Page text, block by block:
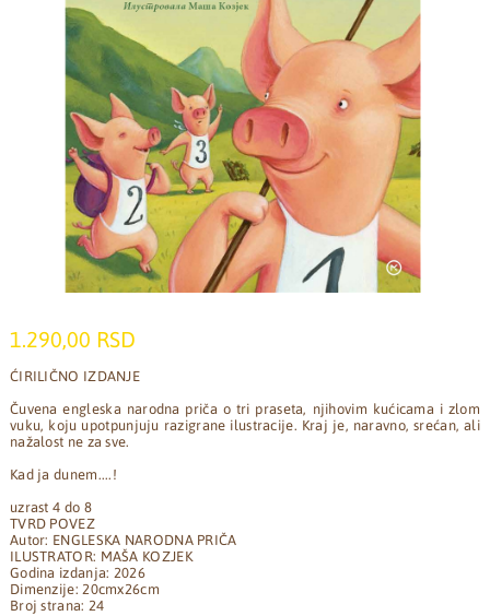
1.290,00 RSD
ĆIRILIČNO IZDANJE
Čuvena engleska narodna priča o tri praseta, njihovim kućicama i zlom
vuku, koju upotpunjuju razigrane ilustracije. Kraj je, naravno, srećan, ali
nažalost ne za sve.
Kad ja dunem....!
uzrast 4 do 8
TVRD POVEZ
Autor: ENGLESKA NARODNA PRIČA
ILUSTRATOR: MAŠA KOZJEK
Godina izdanja: 2026
Dimenzije: 20cmx26cm
Broj strana: 24